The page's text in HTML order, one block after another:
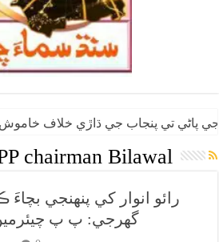
پاڻي تي پنجاب جي ڌاڙي خلاف خاموش
chairman Bilawal
رائو انوار کي پنهنجي
گهرجي: پ پ چيئرمين